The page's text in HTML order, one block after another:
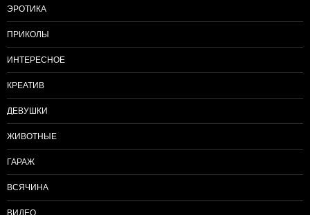
ЭРОТИКА
ПРИКОЛЫ
ИНТЕРЕСНОЕ
КРЕАТИВ
ДЕВУШКИ
ЖИВОТНЫЕ
ГАРАЖ
ВСЯЧИНА
ВИДЕО